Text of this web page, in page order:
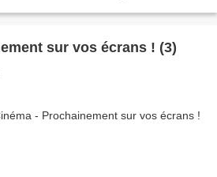
sur vos écrans ! (3)